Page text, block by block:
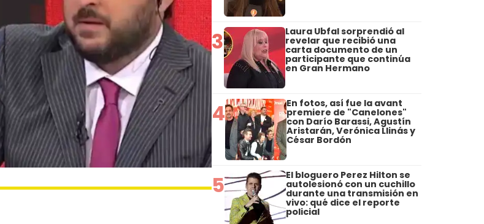
3 Laura Ubfal sorprendió al
revelar que recibió una
carta documento de un
participante que continúa
en Gran Hermano
4 En fotos, así fue la avant
premiere de "Canelones"
con Darío Barassi, Agustín
Aristarán, Verónica Llinás y
César Bordón
5 El bloguero Perez Hilton se
autolesionó con un cuchillo
durante una transmisión en
vivo: qué dice el reporte
policial